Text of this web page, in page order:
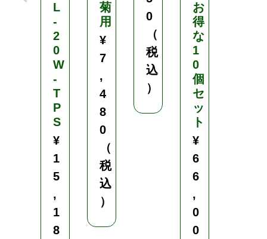
L
-
2
0
W
-
T
P
S
¥
1
5
,
1
8
菊
用
¥
7
,
4
8
0
（
税
込
）
0
（
税
込
）
お
得
な
1
0
個
セ
ッ
ト
¥
6
6
,
0
0